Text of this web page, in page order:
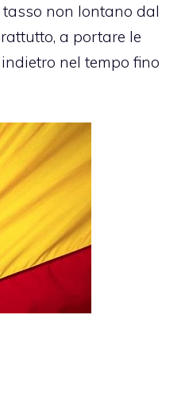
non lontano dal
a portare le
nel tempo fino